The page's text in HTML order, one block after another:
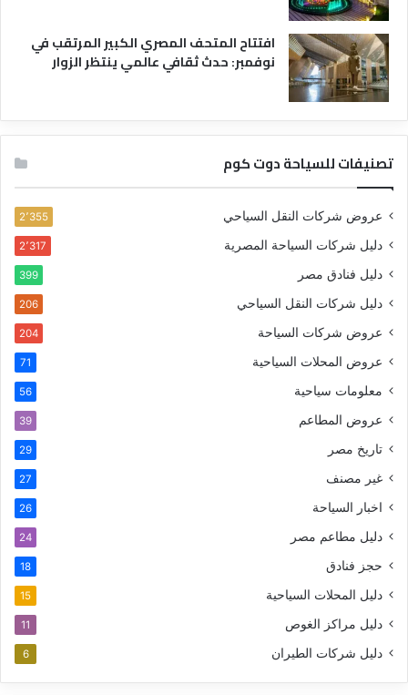
افتتاح المتحف المصري الكبير المرتقب في
نوفمبر: حدث ثقافي عالمي ينتظر الزوار
تصنيفات للسياحة دوت كوم
عروض شركات النقل السياحي 2٬355
دليل شركات السياحة المصرية 2٬317
دليل فنادق مصر 399
دليل شركات النقل السياحي 206
عروض شركات السياحة 204
عروض المحلات السياحية 71
معلومات سياحية 56
عروض المطاعم 39
تاريخ مصر 29
غير مصنف 27
اخبار السياحة 26
دليل مطاعم مصر 24
حجز فنادق 18
دليل المحلات السياحية 15
دليل مراكز الغوص 11
دليل شركات الطيران 6